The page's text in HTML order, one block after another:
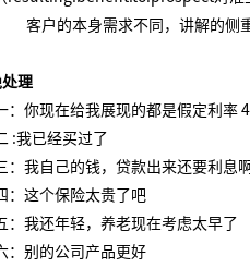
客户的本身需求不同，讲解的侧
理
： 你现在给我展现的都是假定利率
:我已经买过了
：我自己的钱，贷款出来还要利息啊
：这个保险太贵了吧
：我还年轻，养老现在考虑太早了
：别的公司产品更好